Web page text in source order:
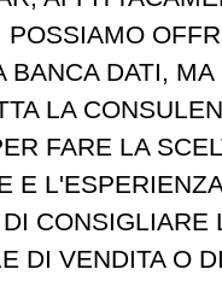
POSSIAMO
BANCA DATI,
LA
FARE LA
E
CONSIGLIARE
DI VENDITA O